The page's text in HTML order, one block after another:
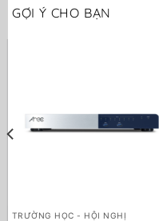
GỢI Ý CHO BẠN
TRƯỜNG HỌC - HỘI NGHỊ